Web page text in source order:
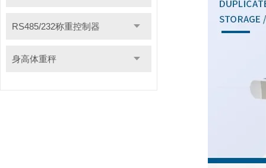
RS485/232称重控制器
身高体重秤